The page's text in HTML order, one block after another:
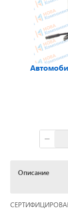
GPS и
Описание